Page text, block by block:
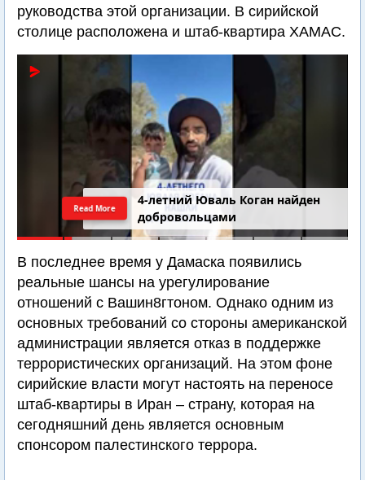
руководства этой организации. В сирийской
столице расположена и штаб-квартира ХАМАС.
4-летний Юваль Коган найден
добровольцами
Read More
В последнее время у Дамаска появились
реальные шансы на урегулирование
отношений с Вашин8гтоном. Однако одним из
основных требований со стороны американской
администрации является отказ в поддержке
террористических организаций. На этом фоне
сирийские власти могут настоять на переносе
штаб-квартиры в Иран – страну, которая на
сегодняшний день является основным
спонсором палестинского террора.